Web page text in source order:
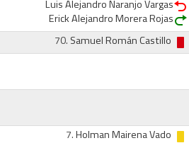
Luis Alejandro Naranjo Vargas
Erick Alejandro Morera Rojas
70. Samuel Román Castillo
7.Holman Mairena Vado